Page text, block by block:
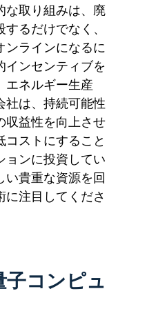
な取り組みは、廃
るだけでなく、
ンラインになるに
インセンティブを
エネルギー生産
社は、持続可能性
収益性を向上させ
ストにすること
ョンに投資してい
い貴重な資源を回
に注目してくださ
コンピュ